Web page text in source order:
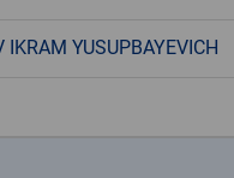
IKRAM YUSUPBAYEVICH